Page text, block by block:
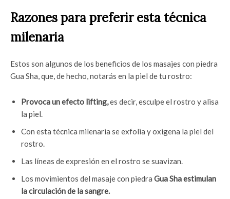
Razones para preferir esta técnica
milenaria
Estos son algunos de los beneficios de los masajes con piedra
Gua Sha, que, de hecho, notarás en la piel de tu rostro:
Provoca un efecto lifting,es decir, esculpe el rostro y alisa
la piel.
Con esta técnica milenaria se exfolia y oxigena la piel del
rostro.
Las líneas de expresión en el rostro se suavizan.
Los movimientos del masaje con piedra Gua Sha estimulan
la circulación de la sangre.